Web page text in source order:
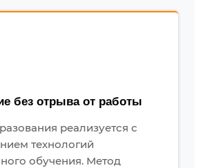
без отрыва от работы
реализуется с
технологий
обучения. Метод